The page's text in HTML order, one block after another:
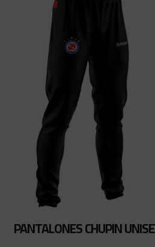
PANTALONES CHUPIN